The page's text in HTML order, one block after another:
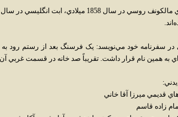
در سفرنامه خود مي‌نويسد: يک فرسنگ بعد از رستم رود به
به همين نام قرار داشت. تقريباً صد خانه در قسمت غربي آن و نزديک
قديمي ميرزا آقا خاني
زاده قاسم